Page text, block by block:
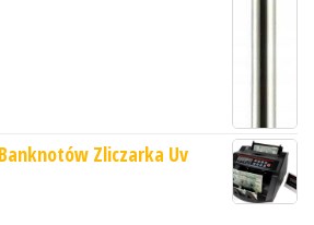
Zliczarka Uv